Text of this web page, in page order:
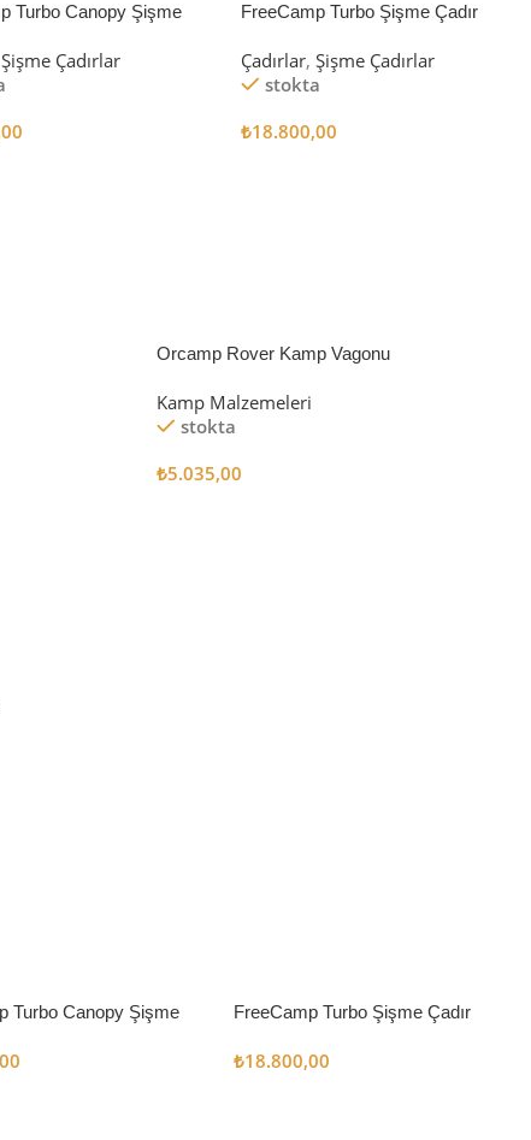
Turbo Canopy Şişme
Şişme Çadırlar
FreeCamp Turbo Şişme Çadır
Çadırlar, Şişme Çadırlar
stokta
₺18.800,00
Orcamp Rover Kamp Vagonu
Kamp Malzemeleri
stokta
₺5.035,00
Turbo Canopy Şişme
FreeCamp Turbo Şişme Çadır
₺18.800,00